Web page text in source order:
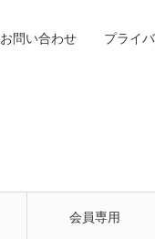
会員専用
お問い合わせ プライ